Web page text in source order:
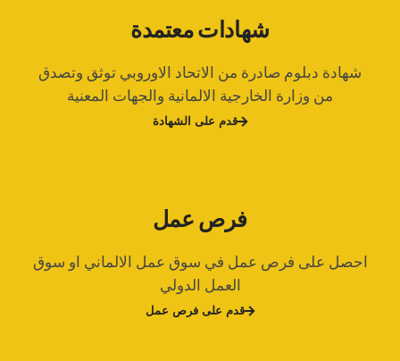
شهادات معتمدة
شهادة دبلوم صادرة من الاتحاد الاوروبي توثق وتصدق
من وزارة الخارجية الالمانية والجهات المعنية
قدم على الشهادة
فرص عمل
احصل على فرص عمل في سوق عمل الالماني او سوق
العمل الدولي
قدم على فرص عمل